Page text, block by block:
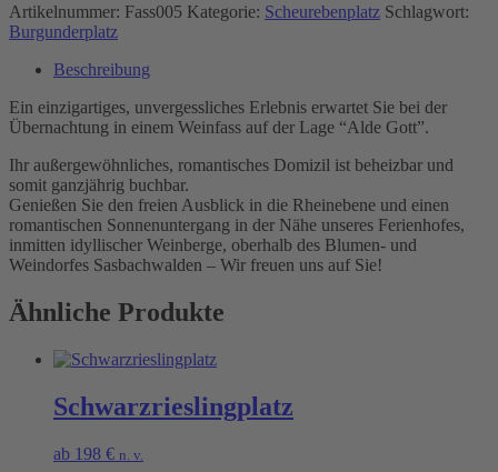
Artikelnummer: Fass005 Kategorie: Scheurebenplatz Schlagwort:
Burgunderplatz
Beschreibung
Ein einzigartiges, unvergessliches Erlebnis erwartet Sie bei der
Übernachtung in einem Weinfass auf der Lage “Alde Gott”.
Ihr außergewöhnliches, romantisches Domizil ist beheizbar und
somit ganzjährig buchbar.
Genießen Sie den freien Ausblick in die Rheinebene und einen
romantischen Sonnenuntergang in der Nähe unseres Ferienhofes,
inmitten idyllischer Weinberge, oberhalb des Blumen- und
Weindorfes Sasbachwalden – Wir freuen uns auf Sie!
Ähnliche Produkte
Schwarzrieslingplatz
ab 198 € n. v.